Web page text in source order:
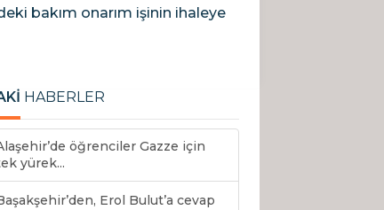
bakım onarım işinin ihaleye
HABERLER
öğrenciler Gazze için
yürek...
Erol Bulut’a cevap